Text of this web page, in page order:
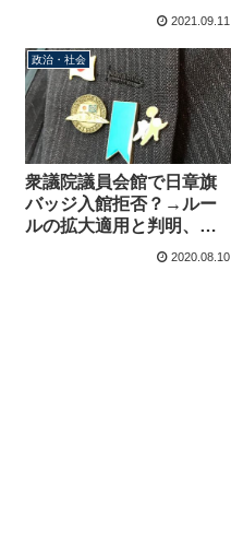
馬毛島にも配備されよう
としています」→長島昭
久議員「で、何か？」
2021.09.11
政治・社会
衆議院議員会館で日章旗
バッジ入館拒否？→ルー
ルの拡大適用と判明、長
島昭久議員が警備部署に
2020.08.10